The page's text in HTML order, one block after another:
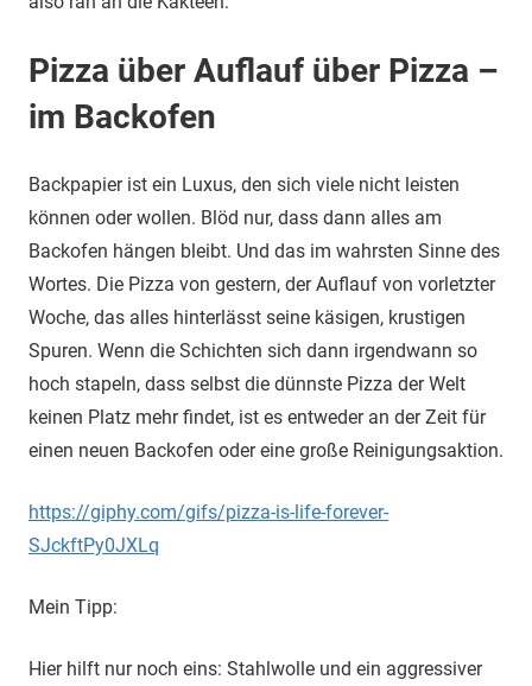
Pizza über Auflauf über Pizza –
im Backofen
Backpapier ist ein Luxus, den sich viele nicht leisten
können oder wollen. Blöd nur, dass dann alles am
Backofen hängen bleibt. Und das im wahrsten Sinne des
Wortes. Die Pizza von gestern, der Auflauf von vorletzter
Woche, das alles hinterlässt seine käsigen, krustigen
Spuren. Wenn die Schichten sich dann irgendwann so
hoch stapeln, dass selbst die dünnste Pizza der Welt
keinen Platz mehr findet, ist es entweder an der Zeit für
einen neuen Backofen oder eine große Reinigungsaktion.
https://giphy.com/gifs/pizza-is-life-forever-
SJckftPy0JXLq
Mein Tipp:
Hier hilft nur noch eins: Stahlwolle und ein aggressiver